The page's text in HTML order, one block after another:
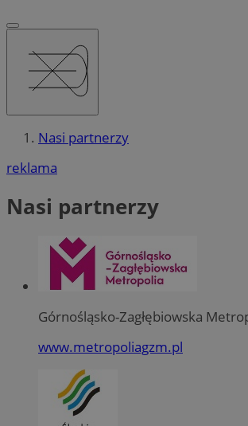
Nasi partnerzy
reklama
Nasi partnerzy
Górnośląsko-Zagłębiowska
www.metropoliagzm.pl